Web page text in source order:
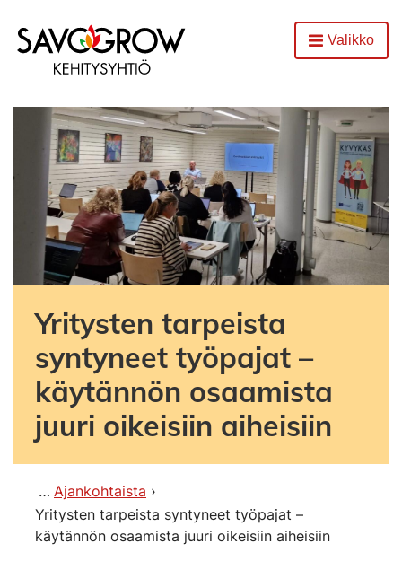
Etusivu
AvaaValikko
Yritysten tarpeista
syntyneet työpajat –
käytännön osaamista
juuri oikeisiin aiheisiin
Ajankohtaista
Yritysten tarpeista syntyneet työpajat –
käytännön osaamista juuri oikeisiin aiheisiin